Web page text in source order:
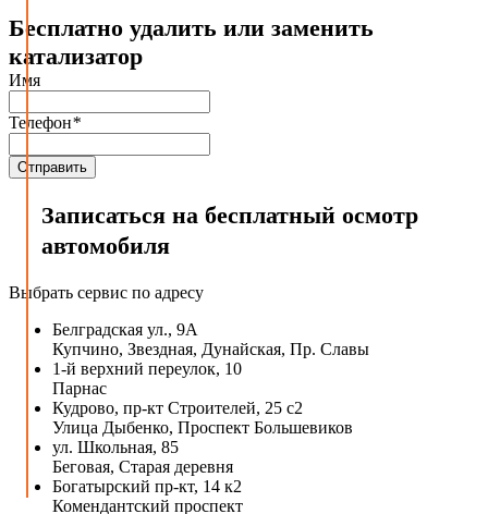
Бесплатно удалить или заменить
катализатор
Имя
Телефон*
Записаться на бесплатный осмотр
автомобиля
Выбрать сервис по адресу
Белградская ул., 9А
Купчино, Звездная, Дунайская, Пр. Славы
1-й верхний переулок, 10
Парнас
Кудрово, пр-кт Строителей, 25 с2
Улица Дыбенко, Проспект Большевиков
ул. Школьная, 85
Беговая, Старая деревня
Богатырский пр-кт, 14 к2
Комендантский проспект